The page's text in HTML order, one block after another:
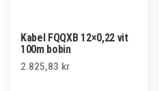
Kabel FQQXB 12×0,22 vit
100m bobin
2.825,83 kr